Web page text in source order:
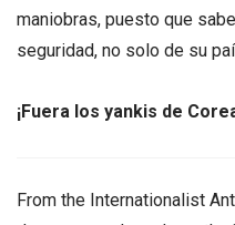
maniobras, puesto que
seguridad, no solo de su
¡Fuera los yankis de
From the Internationalist